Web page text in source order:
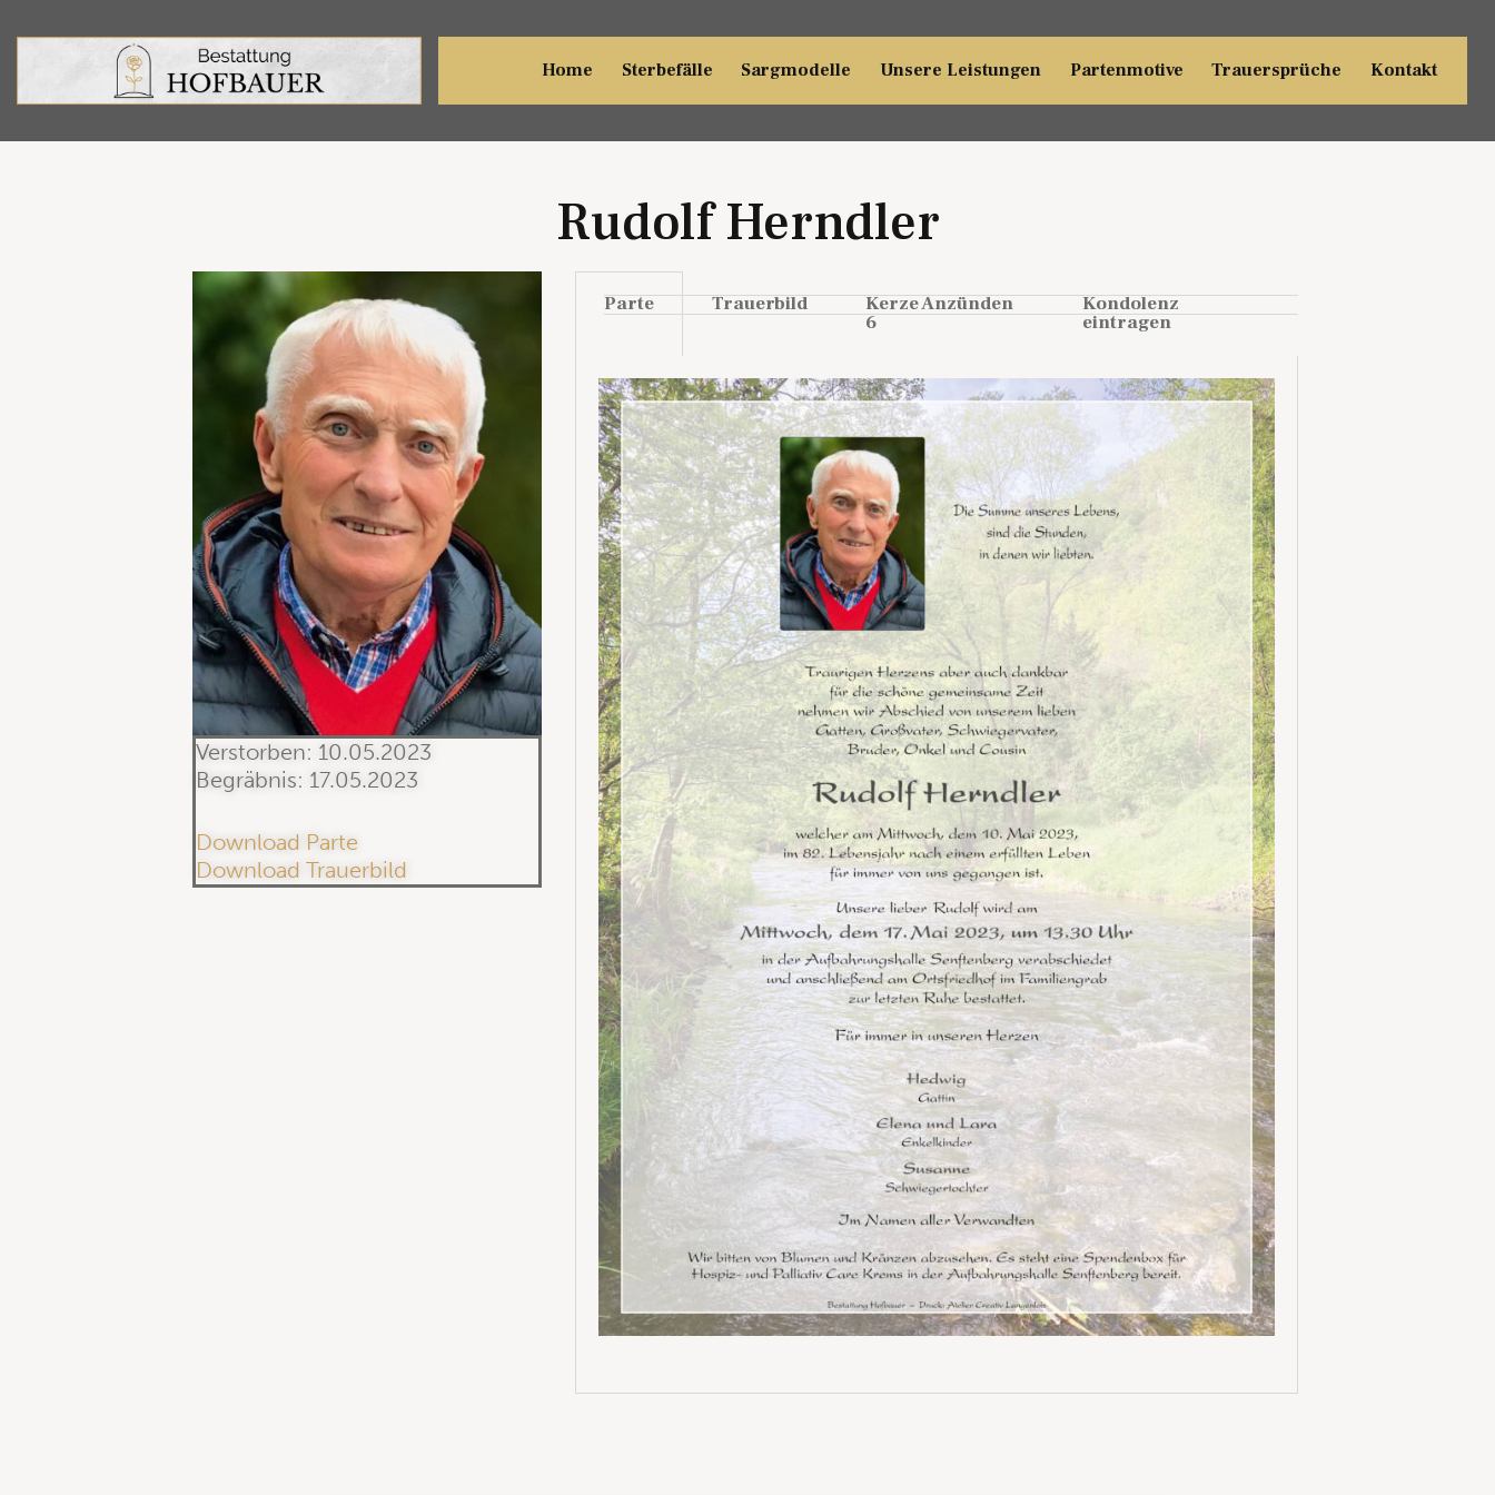
Home Sterbefälle Sargmodelle Unsere Leistungen Partenmotive Trauersprüche Kontakt
Rudolf Herndler
Verstorben: 10.05.2023
Begräbnis: 17.05.2023
Download Parte
Download Trauerbild
Parte Trauerbild Kerze Anzünden
6
Kondolenz
eintragen